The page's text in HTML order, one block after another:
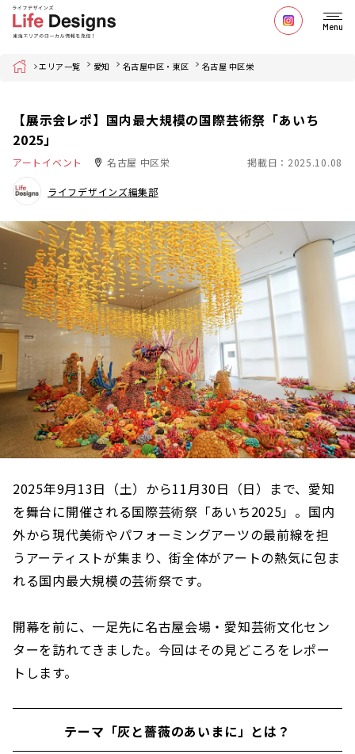
Menu
Home エリア一覧 愛知 名古屋中区・東区 名古屋 中区栄
【展示会レポ】国内最大規模の国際芸術祭「あいち
2025」
アートイベント 名古屋 中区栄 掲載日：2025.10.08
ライフデザインズ編集部
2025年9月13日（土）から11月30日（日）まで、愛知
を舞台に開催される国際芸術祭「あいち2025」。国内
外から現代美術やパフォーミングアーツの最前線を担
うアーティストが集まり、街全体がアートの熱気に包ま
れる国内最大規模の芸術祭です。
開幕を前に、一足先に名古屋会場・愛知芸術文化セン
ターを訪れてきました。今回はその見どころをレポー
トします。
テーマ「灰と薔薇のあいまに」とは？